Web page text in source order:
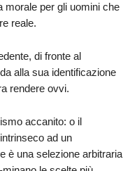
morale per gli uomini che
reale.
di fronte al
alla sua identificazione
rendere ovvi.
accanito: o il
ad un
è una selezione arbitraria